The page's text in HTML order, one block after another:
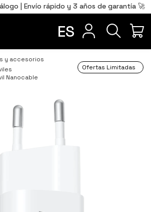
| Envío rápido y 3 años de garantía 🚀
ES
y accesorios
Nanocable
Ofertas Limitadas
Total 0,00€
IR AL CARRITO
Português
PT
FR